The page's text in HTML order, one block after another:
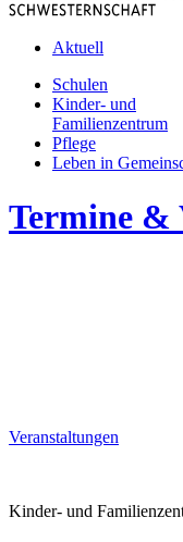
Aktuell
Schulen
Kinder- und
Familienzentrum
Pflege
Leben in
Termine &
Veranstaltungen
Kinder- und